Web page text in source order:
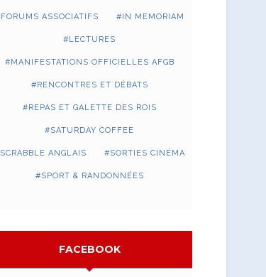
FORUMS ASSOCIATIFS IN MEMORIAM
LECTURES
MANIFESTATIONS OFFICIELLES AFGB
RENCONTRES ET DÉBATS
REPAS ET GALETTE DES ROIS
SATURDAY COFFEE
SCRABBLE ANGLAIS SORTIES CINÉMA
SPORT & RANDONNÉES
FACEBOOK